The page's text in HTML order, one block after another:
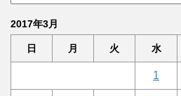
2017年3月
日 月 火 水
1